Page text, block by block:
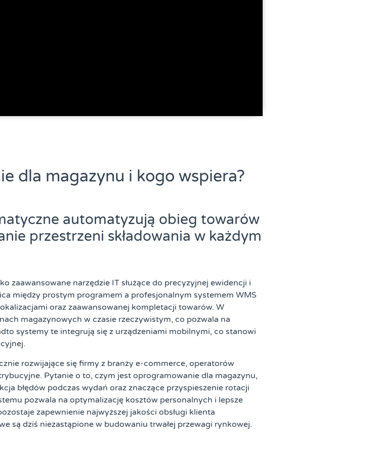
dla magazynu i kogo wspiera?
automatyzują obieg towarów
przestrzeni składowania w każdym
zaawansowane narzędzie IT służące do precyzyjnej ewidencji i
między prostym programem a profesjonalnym systemem WMS
oraz zaawansowanej kompletacji towarów. W
magazynowych w czasie rzeczywistym, co pozwala na
systemy te integrują się z urządzeniami mobilnymi, co stanowi
rozwijające się firmy z branży e-commerce, operatorów
Pytanie o to, czym jest oprogramowanie dla magazynu,
błędów podczas wydań oraz znaczące przyspieszenie rotacji
pozwala na optymalizację kosztów personalnych i lepsze
zapewnienie najwyższej jakości obsługi klienta
są dziś niezastąpione w budowaniu trwałej przewagi rynkowej.